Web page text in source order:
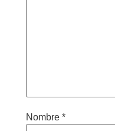
Nombre *